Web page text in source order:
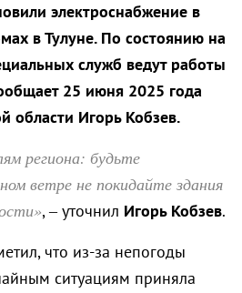
электроснабжение в
в Тулуне. По состоянию на
служб ведут работы
25 июня 2025 года
области Игорь Кобзев.
региона: будьте
ветре не покидайте здания
, – уточнил Игорь Кобзев.
что из-за непогоды
ситуациям приняла